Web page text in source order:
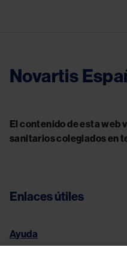
Novartis
El contenido de esta web
sanitarios colegiados en
Enlaces útiles
Ayuda